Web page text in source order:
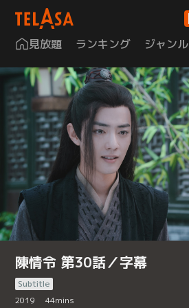
見放題 ランキング ジャンル
陳情令 第30話／字幕
Subtitle
2019
44mins